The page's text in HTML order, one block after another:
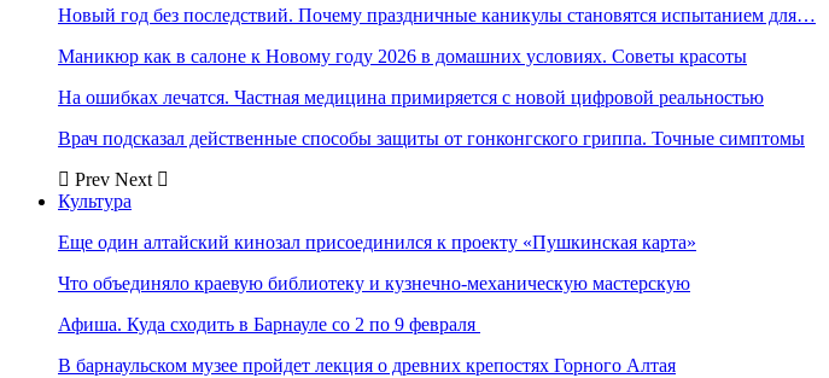
Новый год без последствий. Почему праздничные каникулы становятся испытанием для…
Маникюр как в салоне к Новому году 2026 в домашних условиях. Советы красоты
На ошибках лечатся. Частная медицина примиряется с новой цифровой реальностью
Врач подсказал действенные способы защиты от гонконгского гриппа. Точные симптомы
Prev Next
Культура
Еще один алтайский кинозал присоединился к проекту «Пушкинская карта»
Что объединяло краевую библиотеку и кузнечно-механическую мастерскую
Афиша. Куда сходить в Барнауле со 2 по 9 февраля
В барнаульском музее пройдет лекция о древних крепостях Горного Алтая